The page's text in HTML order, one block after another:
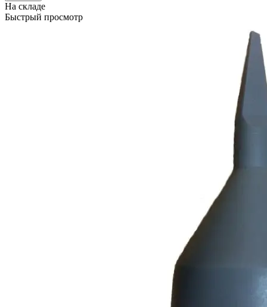
На складе
Быстрый просмотр